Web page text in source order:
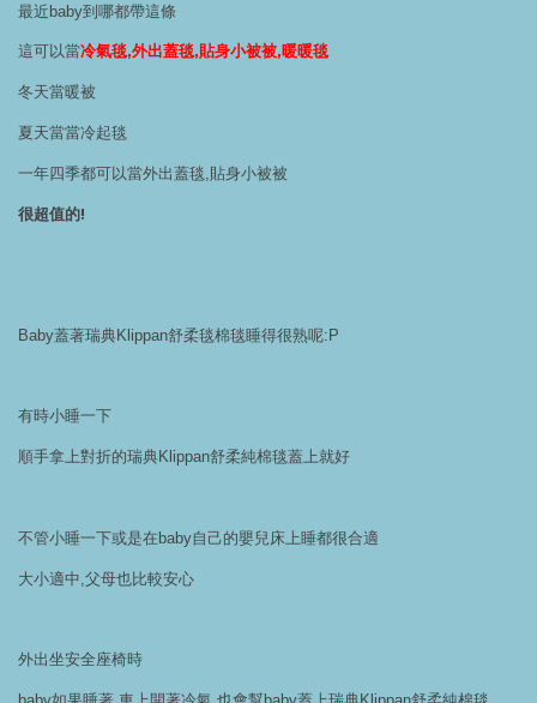
最近baby到哪都帶這條
這可以當冷氣毯,外出蓋毯,貼身小被被,暖暖毯
冬天當暖被
夏天當當冷起毯
一年四季都可以當外出蓋毯,貼身小被被
很超值的!
Baby蓋著瑞典Klippan舒柔毯棉毯睡得很熟呢:P
有時小睡一下
順手拿上對折的瑞典Klippan舒柔純棉毯蓋上就好
不管小睡一下或是在baby自己的嬰兒床上睡都很合適
大小適中,父母也比較安心
外出坐安全座椅時